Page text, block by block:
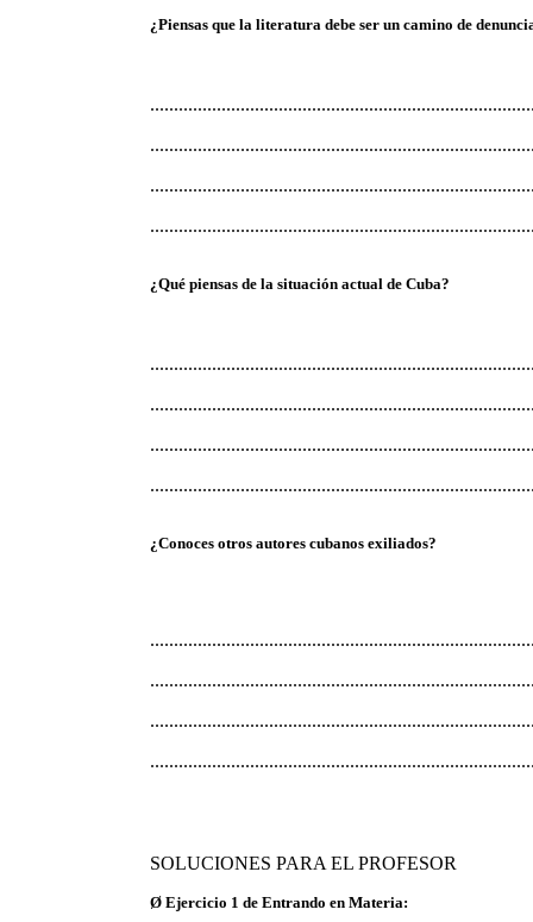
¿Piensas que la literatura debe ser un camino de
¿Qué piensas de la situación actual de Cuba?
¿Conoces otros autores cubanos exiliados?
SOLUCIONES PARA EL PROFESOR
Ø Ejercicio 1 de Entrando en Materia: